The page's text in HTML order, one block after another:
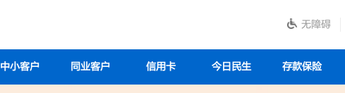
无障碍
中小客户 同业客户 信用卡 今日民生 存款保险